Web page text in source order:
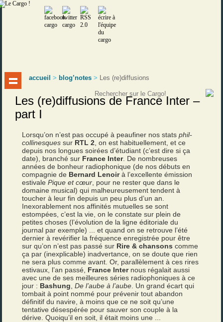
accueil > blog’notes > Les (re)diffusions
Les (re)diffusions de France Inter –
part I
Lorsqu’on n’est pas occupé à peaufiner nos statsphil-
collinesques sur RTL 2 , on est habituellement, et ce
depuis nos longues soirées d’étudiant (c’est dire si ça
date), branché sur France Inter. De nombreuses
années de bonheur radiophonique (de nos débuts en
compagnie de Bernard Lenoirà l’excellente émission
estivalePique et cœur , pour ne rester que dans le
domaine musical) qui malheureusement tendent à
toucher à leur fin depuis un peu plus d’un an.
Inexorablement nos affinités mutuelles se sont
estompées, c’est la vie, on le constate sur plein de
petites choses (l’évolution de la ligne éditoriale du
journal par exemple) ... et quand on se retrouve l’été
dernier à revérifier la fréquence enregistrée pour être
sur qu’on n’est pas passé sur Rire & chansons comme
ça par (inexplicable) inadvertance, on se doute que rien
ne sera plus comme avant. Or, parallèlement à ces rires
estivaux, l’an passé, France Internous régalait aussi
avec une de ses meilleures séries radiophoniques à ce
jour : Bashung ,De l’aube à l’aube . Un grand écart qui
tombait à point nommé pour prévenir tout abandon
définitif du navire, à moins que ce ne soit qu’une
tentative désespérée pour sauver son couple à la
dérive. Quoiqu’il en soit, il était moins une ...